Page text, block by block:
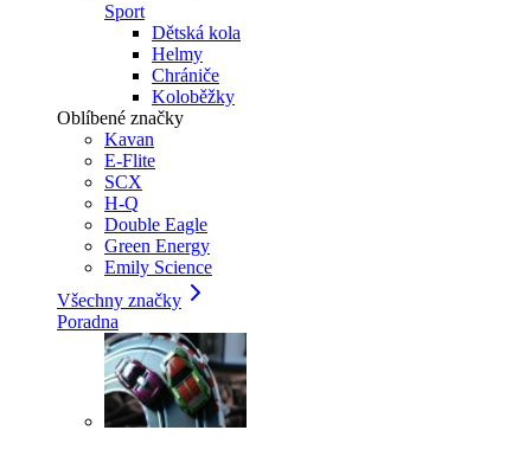
Sport
Dětská kola
Helmy
Chrániče
Koloběžky
Oblíbené značky
Kavan
E-Flite
SCX
H-Q
Double Eagle
Green Energy
Emily Science
Všechny značky
Poradna